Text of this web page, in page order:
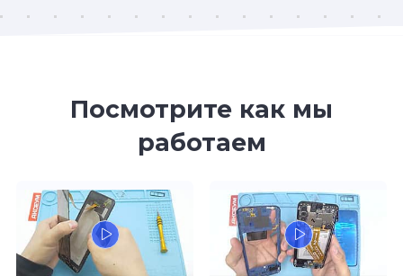
Посмотрите как мы
работаем